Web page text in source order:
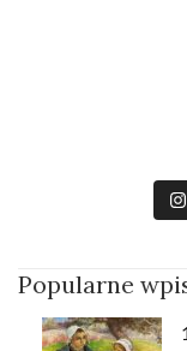
Popularne